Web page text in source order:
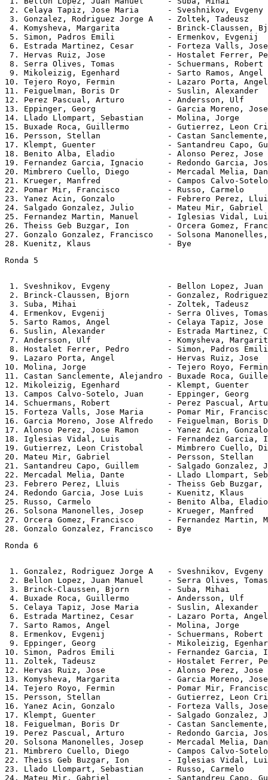
2. Celaya Tapiz, Jose Maria      - Sveshnikov,
3. Gonzalez, Rodriguez Jorge A   - Zoltek,
4. Komysheva, Margarita          - Brinck-Claussen,
5. Simon, Padros Emili           - Ermenkov,
6. Estrada Martinez, Cesar       - Forteza Valls,
7. Hervas Ruiz, Jose             - Hostalet Ferrer,
8. Serra Olives, Tomas           - Schuermans,
9. Mikoleizig, Egenhard          - Sarto Ramos,
10. Tejero Royo, Fermin           - Lazaro Porta,
11. Feiguelman, Boris Dr          - Suslin,
12. Perez Pascual, Arturo         - Andersson, Ulf
13. Eppinger, Georg               - Garcia Moreno,
14. Llado Llompart, Sebastian     - Molina, Jorge
15. Buxade Roca, Guillermo        - Gutierrez, Leon
16. Persson, Stellan              - Castan
17. Klempt, Guenter               - Santandreu Capo,
18. Benito Alba, Eladio           - Alonso Perez, Jose
19. Fernandez Garcia, Ignacio     - Redondo Garcia,
20. Mimbrero Cuello, Diego        - Mercadal Melia,
21. Krueger, Manfred              - Campos Calvo-
22. Pomar Mir, Francisco          - Russo,
23. Yanez Acin, Gonzalo           - Febrero Perez,
24. Salgado Gonzalez, Julio       - Mateu Mir,
25. Fernandez Martin, Manuel      - Iglesias Vidal,
26. Theiss Geb Buzgar, Ion        - Orcera Gomez,
27. Gonzalo Gonzalez, Francisco   - Solsona
Ronda 5
1. Sveshnikov, Evgeny            - Bellon Lopez, Juan
2. Brinck-Claussen, Bjorn        - Gonzalez,
3. Suba, Mihai                   - Zoltek, Tadeusz
4. Ermenkov, Evgenij             - Serra Olives,
5. Sarto Ramos, Angel            - Celaya Tapiz,
6. Suslin, Alexander             - Estrada Martinez,
7. Andersson, Ulf                - Komysheva,
8. Hostalet Ferrer, Pedro        - Simon, Padros
9. Lazaro Porta, Angel           - Hervas Ruiz,
10. Molina, Jorge                 - Tejero Royo,
11. Castan Sanclemente, Alejandro - Buxade Roca,
12. Mikoleizig, Egenhard          - Klempt,
13. Campos Calvo-Sotelo, Juan     - Eppinger,
14. Schuermans, Robert            - Perez Pascual,
15. Forteza Valls, Jose Maria     - Pomar Mir,
16. Garcia Moreno, Jose Alfredo   - Feiguelman,
17. Alonso Perez, Jose Ramon      - Yanez Acin,
18. Iglesias Vidal, Luis          - Fernandez Garcia,
19. Gutierrez, Leon Cristobal     - Mimbrero Cuello,
20. Mateu Mir, Gabriel            - Persson,
21. Santandreu Capo, Guillem      - Salgado
22. Mercadal Melia, Dante         - Llado Llompart,
23. Febrero Perez, Lluis          - Theiss Geb
24. Redondo Garcia, Jose Luis     - Kuenitz,
25. Russo, Carmelo                - Benito Alba,
26. Solsona Manonelles, Josep     - Krueger,
27. Orcera Gomez, Francisco       - Fernandez Martin,
Ronda 6
1. Gonzalez, Rodriguez Jorge A   - Sveshnikov,
2. Bellon Lopez, Juan Manuel     - Serra Olives,
3. Brinck-Claussen, Bjorn        - Suba, Mihai
4. Buxade Roca, Guillermo        - Andersson,
5. Celaya Tapiz, Jose Maria      - Suslin,
6. Estrada Martinez, Cesar       - Lazaro Porta,
7. Sarto Ramos, Angel            - Molina, Jorge
8. Ermenkov, Evgenij             - Schuermans,
9. Eppinger, Georg               - Mikoleizig,
10. Simon, Padros Emili           - Fernandez Garcia,
11. Zoltek, Tadeusz               - Hostalet Ferrer,
12. Hervas Ruiz, Jose             - Alonso Perez, Jose
13. Komysheva, Margarita          - Garcia Moreno,
14. Tejero Royo, Fermin           - Pomar Mir,
15. Persson, Stellan              - Gutierrez, Leon
16. Yanez Acin, Gonzalo           - Forteza Valls,
17. Klempt, Guenter               - Salgado
18. Feiguelman, Boris Dr          - Castan
19. Perez Pascual, Arturo         - Redondo Garcia,
20. Solsona Manonelles, Josep     - Mercadal Melia,
21. Mimbrero Cuello, Diego        - Campos Calvo-
22. Theiss Geb Buzgar, Ion        - Iglesias Vidal,
23. Llado Llompart, Sebastian     - Russo,
24. Mateu Mir, Gabriel            - Santandreu Capo,